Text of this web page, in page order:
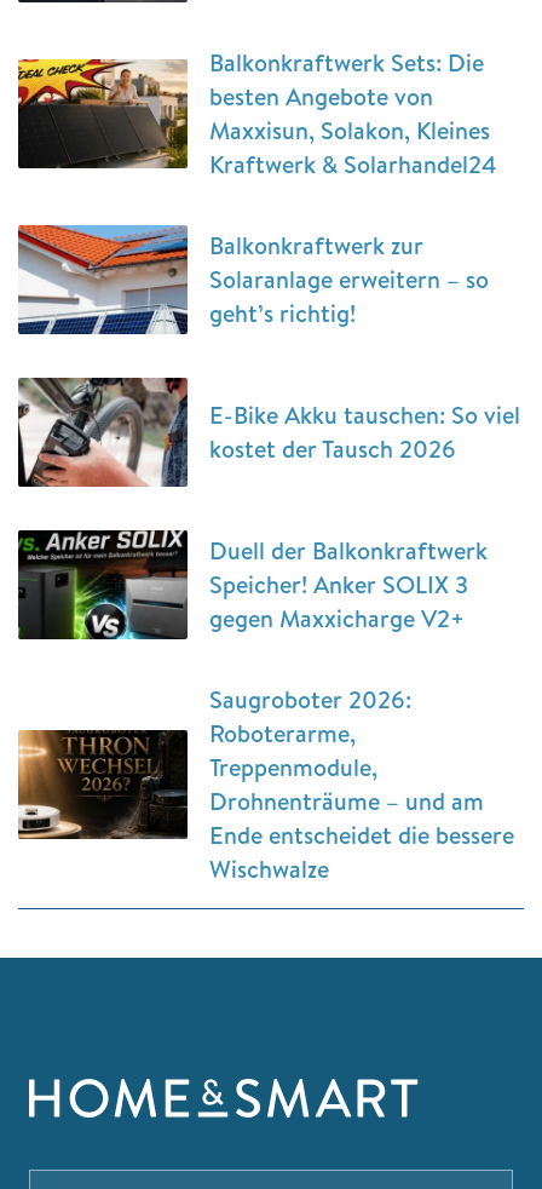
Balkonkraftwerk Sets: Die
besten Angebote von
Maxxisun, Solakon, Kleines
Kraftwerk & Solarhandel24
Balkonkraftwerk zur
Solaranlage erweitern – so
geht’s richtig!
E-Bike Akku tauschen: So viel
kostet der Tausch 2026
Duell der Balkonkraftwerk
Speicher! Anker SOLIX 3
gegen Maxxicharge V2+
Saugroboter 2026:
Roboterarme,
Treppenmodule,
Drohnenträume – und am
Ende entscheidet die bessere
Wischwalze